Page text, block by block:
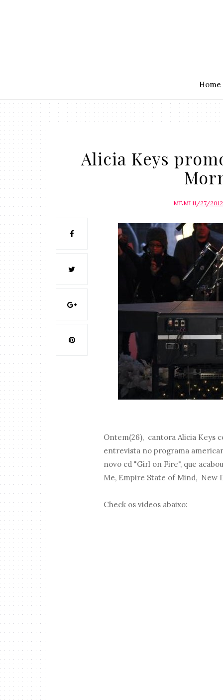
Home
Alicia Keys
MEMI 11/27/2012
Ontem(26), cantora Alicia Keys
entrevista no programa
novo cd "Girl on Fire", que
Me, Empire State of Mind, New
Check os videos abaixo: